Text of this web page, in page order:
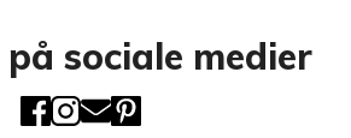
sociale medier